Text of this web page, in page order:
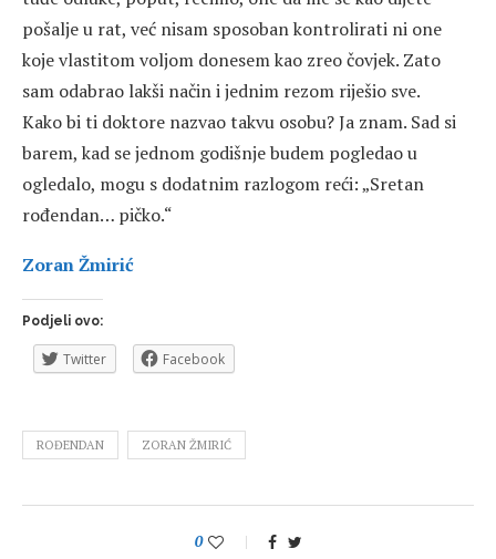
pošalje u rat, već nisam sposoban kontrolirati ni one
koje vlastitom voljom donesem kao zreo čovjek. Zato
sam odabrao lakši način i jednim rezom riješio sve.
Kako bi ti doktore nazvao takvu osobu? Ja znam. Sad si
barem, kad se jednom godišnje budem pogledao u
ogledalo, mogu s dodatnim razlogom reći: „Sretan
rođendan… pičko.“
Zoran Žmirić
Podjeli ovo:
Twitter Facebook
ROĐENDAN ZORAN ŽMIRIĆ
0